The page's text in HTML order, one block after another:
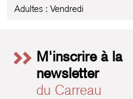
Adultes : Vendredi
M'inscrire à la
newsletter
du Carreau